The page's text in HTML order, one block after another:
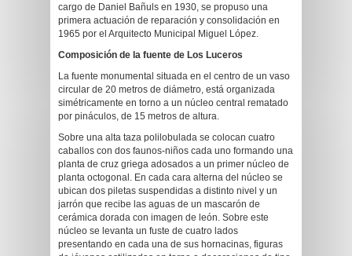
cargo de Daniel Bañuls en 1930, se propuso una
primera actuación de reparación y consolidación en
1965 por el Arquitecto Municipal Miguel López.
Composición de la fuente de Los Luceros
La fuente monumental situada en el centro de un vaso
circular de 20 metros de diámetro, está organizada
simétricamente en torno a un núcleo central rematado
por pináculos, de 15 metros de altura.
Sobre una alta taza polilobulada se colocan cuatro
caballos con dos faunos-niños cada uno formando una
planta de cruz griega adosados a un primer núcleo de
planta octogonal. En cada cara alterna del núcleo se
ubican dos piletas suspendidas a distinto nivel y un
jarrón que recibe las aguas de un mascarón de
cerámica dorada con imagen de león. Sobre este
núcleo se levanta un fuste de cuatro lados
presentando en cada una de sus hornacinas, figuras